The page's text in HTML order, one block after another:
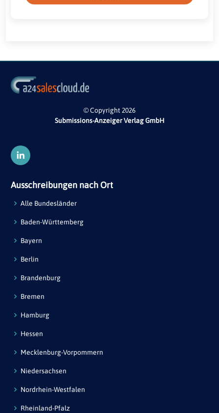
© Copyright 2026
Submissions-Anzeiger Verlag GmbH
Ausschreibungen nach Ort
Alle Bundesländer
Baden-Württemberg
Bayern
Berlin
Brandenburg
Bremen
Hamburg
Hessen
Mecklenburg-Vorpommern
Niedersachsen
Nordrhein-Westfalen
Rheinland-Pfalz